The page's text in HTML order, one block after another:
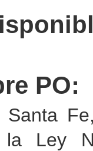
PO:
la Ley